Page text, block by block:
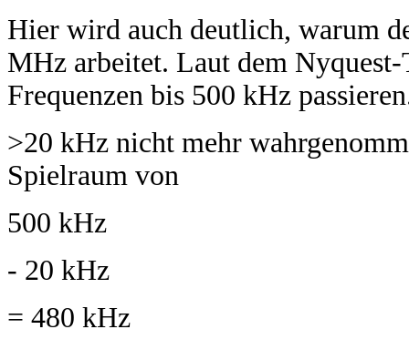
Hier wird auch deutlich, warum
MHz arbeitet. Laut dem
Frequenzen bis 500 kHz
>20 kHz nicht mehr
Spielraum von
500 kHz
- 20 kHz
= 480 kHz